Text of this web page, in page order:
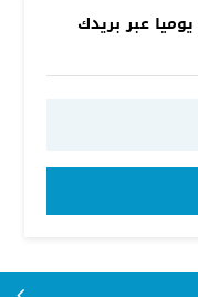
عبر بريدك